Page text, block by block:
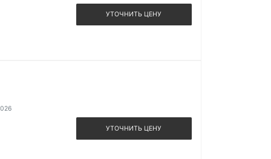
УТОЧНИТЬ ЦЕНУ
УТОЧНИТЬ ЦЕНУ